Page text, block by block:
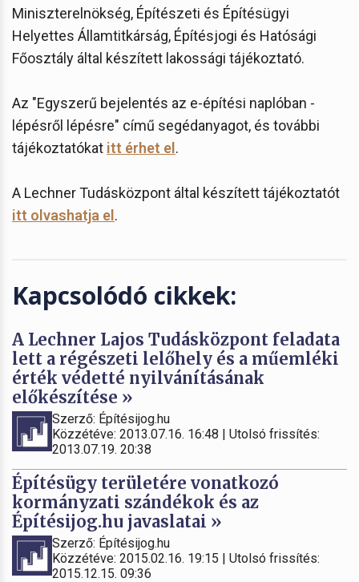
Miniszterelnökség, Építészeti és Építésügyi
Helyettes Államtitkárság, Építésjogi és Hatósági
Főosztály által készített lakossági tájékoztató.
Az "Egyszerű bejelentés az e-építési naplóban -
lépésről lépésre" című segédanyagot, és további
tájékoztatókat itt érhet el.
A Lechner Tudásközpont által készített tájékoztatót
itt olvashatja el.
Kapcsolódó cikkek:
A Lechner Lajos Tudásközpont feladata
lett a régészeti lelőhely és a műemléki
érték védetté nyilvánításának
előkészítése »
Szerző: Építésijog.hu
Közzétéve: 2013.07.16. 16:48 | Utolsó frissítés:
2013.07.19. 20:38
Építésügy területére vonatkozó
kormányzati szándékok és az
Építésijog.hu javaslatai »
Szerző: Építésijog.hu
Közzétéve: 2015.02.16. 19:15 | Utolsó frissítés:
2015.12.15. 09:36